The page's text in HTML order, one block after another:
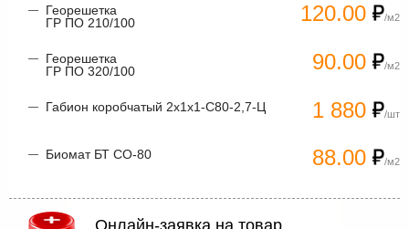
120.00 /м2
Георешетка
ГР ПО 210/100
90.00 /м2
Георешетка
ГР ПО 320/100
1 880 /шт
Габион коробчатый 2х1х1-С80-2,7-Ц
88.00 /м2
Биомат БТ СО-80